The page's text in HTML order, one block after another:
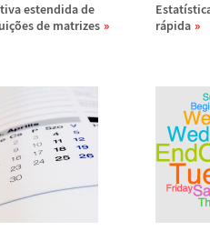
estendida de
ções de matrizes
Estatí
rápida